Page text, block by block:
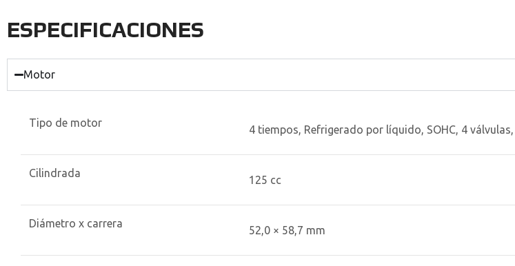
ESPECIFICACIONES
Motor
Tipo de motor
4 tiempos, Refrigerado por líquido, SOHC, 4
Cilindrada
125 cc
Diámetro x carrera
52,0 × 58,7 mm